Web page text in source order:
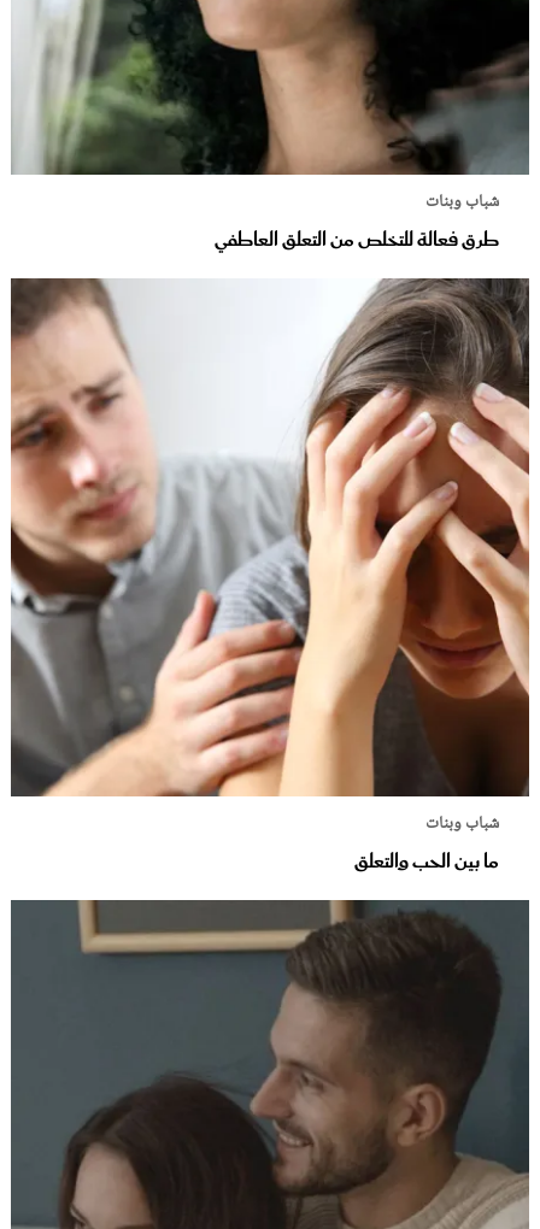
شباب وبنات
طرق فعالة للتخلص من التعلق العاطفي
شباب وبنات
ما بين الحب والتعلق